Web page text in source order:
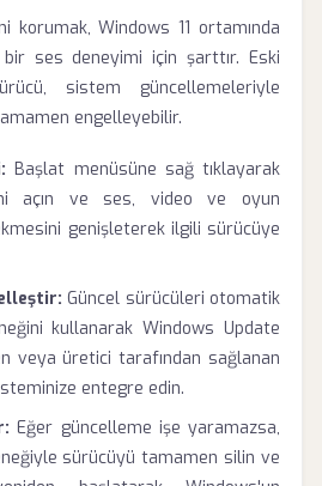
korumak, Windows 11 ortamında
ses deneyimi için şarttır. Eski
sistem güncellemeleriyle
tamamen engelleyebilir.
Başlat menüsüne sağ tıklayarak
açın ve ses, video ve oyun
genişleterek ilgili sürücüye
Güncel sürücüleri otomatik
kullanarak Windows Update
veya üretici tarafından sağlanan
entegre edin.
Eğer güncelleme işe yaramazsa,
sürücüyü tamamen silin ve